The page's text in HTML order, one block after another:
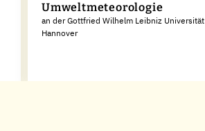
Umweltmeteorologie
an der Gottfried Wilhelm Leibniz Universität
Hannover